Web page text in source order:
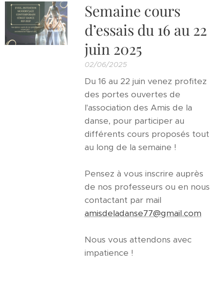
Semaine cours
d’essais du 16 au 22
juin 2025
02/06/2025
Du 16 au 22 juin venez profitez
des portes ouvertes de
l'association des Amis de la
danse, pour participer au
différents cours proposés tout
au long de la semaine !
Pensez à vous inscrire auprès
de nos professeurs ou en nous
contactant par mail
amisdeladanse77@gmail.com
Nous vous attendons avec
impatience !